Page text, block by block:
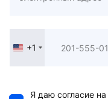
United
+1
Я даю согласие